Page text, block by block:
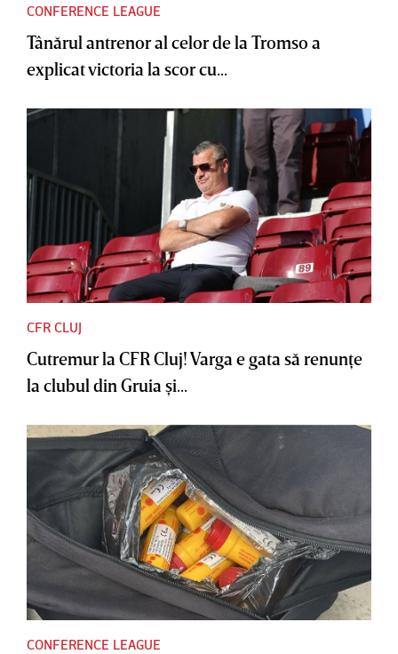
CONFERENCE LEAGUE
Tânărul antrenor al celor de la Tromso a
explicat victoria la scor cu...
CFR CLUJ
Cutremur la CFR Cluj! Varga e gata să renunţe
la clubul din Gruia şi...
CONFERENCE LEAGUE